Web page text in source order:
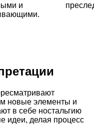
и
новые элементы и
в себе ностальгию
идеи, делая процесс